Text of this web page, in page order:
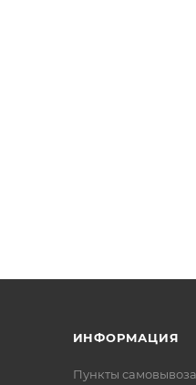
ИНФОРМАЦИЯ
Пункты самовывоза